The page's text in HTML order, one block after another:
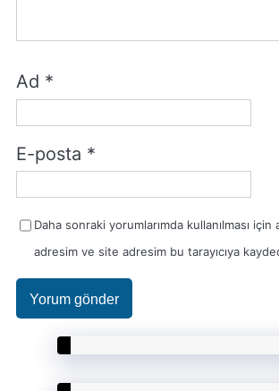
Ad *
E-posta *
Daha sonraki yorumlarımda kullanılması için
adresim ve site adresim bu tarayıcıya